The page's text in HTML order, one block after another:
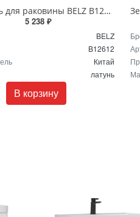
Смеситель для раковины BELZ B12612 хром
5 238 ₽
BELZ
B12612
Китай
латунь
В корзину